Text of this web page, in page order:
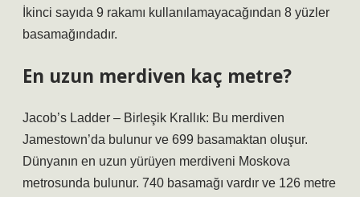
İkinci sayıda 9 rakamı kullanılamayacağından 8 yüzler
basamağındadır.
En uzun merdiven kaç metre?
Jacob’s Ladder – Birleşik Krallık: Bu merdiven
Jamestown’da bulunur ve 699 basamaktan oluşur.
Dünyanın en uzun yürüyen merdiveni Moskova
metrosunda bulunur. 740 basamağı vardır ve 126 metre